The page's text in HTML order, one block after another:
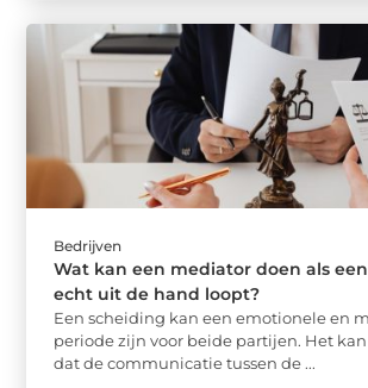
Bedrijven
Wat kan een mediator doen als
echt uit de hand loopt?
Een scheiding kan een emotionele en
periode zijn voor beide partijen. Het
dat de communicatie tussen de ...